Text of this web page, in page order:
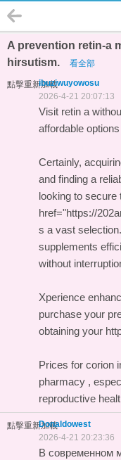
A prevention retin-a
hirsutism.
看全部
點擊重新加載ibuziwuyowosu
2026-4-21 20:07:13
Visit retin a
affordable
Certainly,
and finding a
looking to secure
href="https://
s a vast
supplements
without
Xperience
purchase your
obtaining your
Prices for corion
pharmacy ,
reproductive
點擊重新加載Donaldowest
2026-4-21 20:23:36
В современном